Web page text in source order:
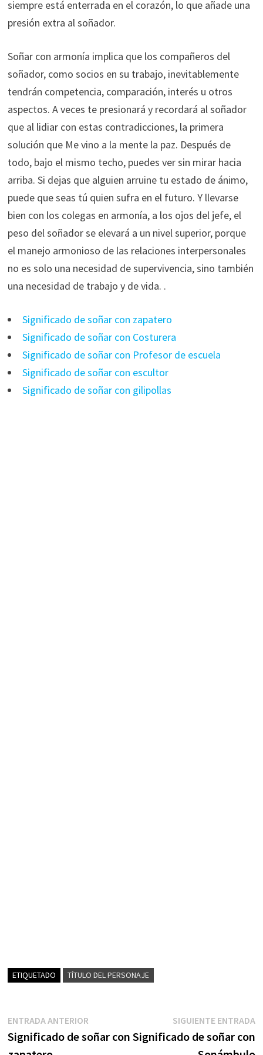
siempre está enterrada en el corazón, lo que añade una
presión extra al soñador.
Soñar con armonía implica que los compañeros del
soñador, como socios en su trabajo, inevitablemente
tendrán competencia, comparación, interés u otros
aspectos. A veces te presionará y recordará al soñador
que al lidiar con estas contradicciones, la primera
solución que Me vino a la mente la paz. Después de
todo, bajo el mismo techo, puedes ver sin mirar hacia
arriba. Si dejas que alguien arruine tu estado de ánimo,
puede que seas tú quien sufra en el futuro. Y llevarse
bien con los colegas en armonía, a los ojos del jefe, el
peso del soñador se elevará a un nivel superior, porque
el manejo armonioso de las relaciones interpersonales
no es solo una necesidad de supervivencia, sino también
una necesidad de trabajo y de vida. .
Significado de soñar con zapatero
Significado de soñar con Costurera
Significado de soñar con Profesor de escuela
Significado de soñar con escultor
Significado de soñar con gilipollas
ETIQUETADO TÍTULO DEL PERSONAJE
Navegación
de
ENTRADA ANTERIOREntrada
anterior:
Significado de soñar con
SIGUIENTE ENTRADA
Significado de soñar con